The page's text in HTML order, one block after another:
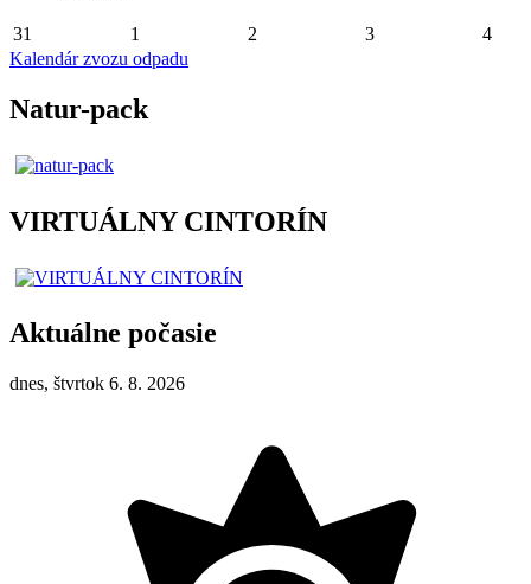
31 1 2 3
4
Kalendár zvozu odpadu
Natur-pack
VIRTUÁLNY CINTORÍN
Aktuálne počasie
dnes, štvrtok 6. 8. 2026